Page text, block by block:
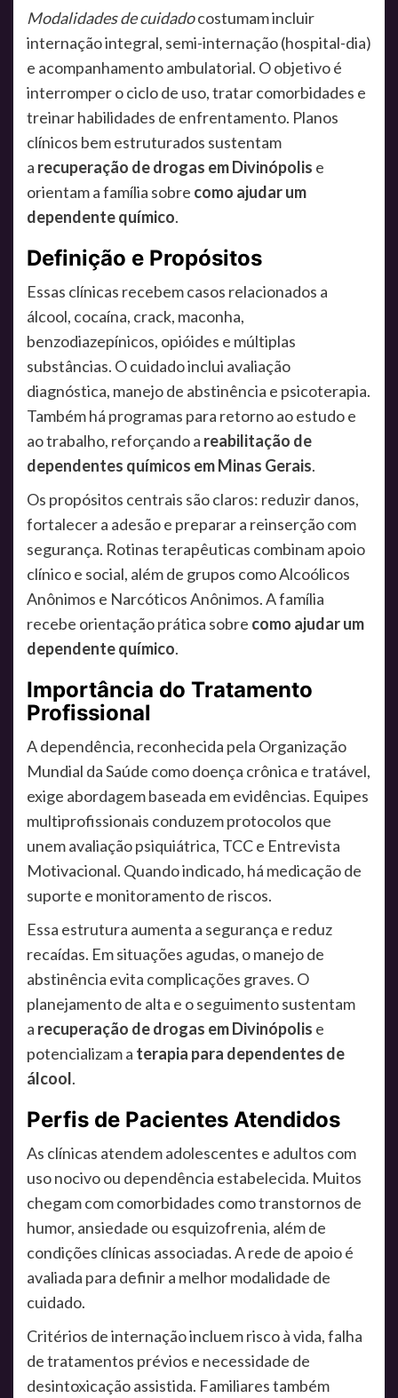
Modalidades de cuidadocostumam incluir
internação integral, semi-internação (hospital-dia)
e acompanhamento ambulatorial. O objetivo é
interromper o ciclo de uso, tratar comorbidades e
treinar habilidades de enfrentamento. Planos
clínicos bem estruturados sustentam
a recuperação de drogas em Divinópolis e
orientam a família sobre como ajudar um
dependente químico.
Definição e Propósitos
Essas clínicas recebem casos relacionados a
álcool, cocaína, crack, maconha,
benzodiazepínicos, opióides e múltiplas
substâncias. O cuidado inclui avaliação
diagnóstica, manejo de abstinência e psicoterapia.
Também há programas para retorno ao estudo e
ao trabalho, reforçando a reabilitação de
dependentes químicos em Minas Gerais.
Os propósitos centrais são claros: reduzir danos,
fortalecer a adesão e preparar a reinserção com
segurança. Rotinas terapêuticas combinam apoio
clínico e social, além de grupos como Alcoólicos
Anônimos e Narcóticos Anônimos. A família
recebe orientação prática sobre como ajudar um
dependente químico.
Importância do Tratamento
Profissional
A dependência, reconhecida pela Organização
Mundial da Saúde como doença crônica e tratável,
exige abordagem baseada em evidências. Equipes
multiprofissionais conduzem protocolos que
unem avaliação psiquiátrica, TCC e Entrevista
Motivacional. Quando indicado, há medicação de
suporte e monitoramento de riscos.
Essa estrutura aumenta a segurança e reduz
recaídas. Em situações agudas, o manejo de
abstinência evita complicações graves. O
planejamento de alta e o seguimento sustentam
a recuperação de drogas em Divinópolis e
potencializam a terapia para dependentes de
álcool.
Perfis de Pacientes Atendidos
As clínicas atendem adolescentes e adultos com
uso nocivo ou dependência estabelecida. Muitos
chegam com comorbidades como transtornos de
humor, ansiedade ou esquizofrenia, além de
condições clínicas associadas. A rede de apoio é
avaliada para definir a melhor modalidade de
cuidado.
Critérios de internação incluem risco à vida, falha
de tratamentos prévios e necessidade de
desintoxicação assistida. Familiares também